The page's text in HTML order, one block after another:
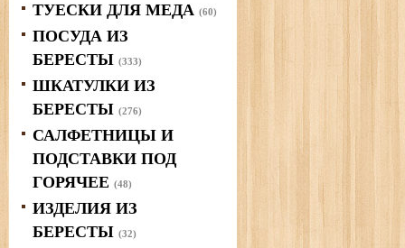
ТУЕСКИ ДЛЯ МЕДА (60)
ПОСУДА ИЗ
БЕРЕСТЫ (333)
ШКАТУЛКИ ИЗ
БЕРЕСТЫ (276)
САЛФЕТНИЦЫ И
ПОДСТАВКИ ПОД
ГОРЯЧЕЕ (48)
ИЗДЕЛИЯ ИЗ
БЕРЕСТЫ (32)